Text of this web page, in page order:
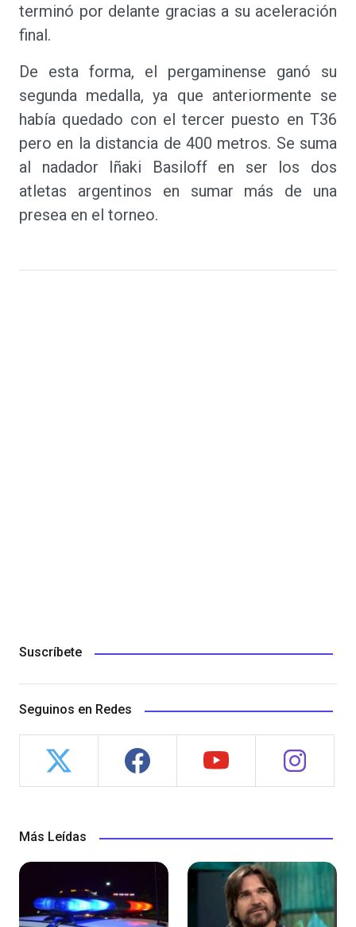
terminó por delante gracias a su aceleración
final.
De esta forma, el pergaminense ganó su
segunda medalla, ya que anteriormente se
había quedado con el tercer puesto en T36
pero en la distancia de 400 metros. Se suma
al nadador Iñaki Basiloff en ser los dos
atletas argentinos en sumar más de una
presea en el torneo.
Suscríbete
Seguinos en Redes
Más Leídas